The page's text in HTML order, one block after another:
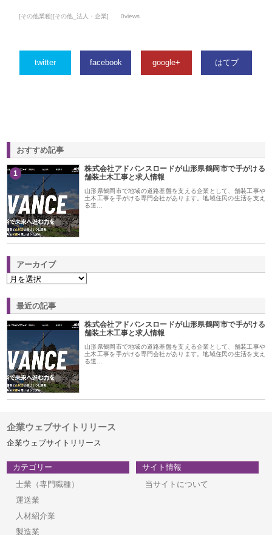
[その他業種][その他_法人・企業] 0views
twitter facebook google+ はてブ
おすすめ記事
1
株式会社アドバンスロードが山形県鶴岡市で手がける
舗装土木工事と求人情報
山形県鶴岡市で地域の道路基盤を支える企業として、舗装工事や
土木工事を手がける専門会社があります。地域住民の生活を支え
る道…
アーカイブ
最近の記事
株式会社アドバンスロードが山形県鶴岡市で手がける
舗装土木工事と求人情報
山形県鶴岡市で地域の道路基盤を支える企業として、舗装工事や
土木工事を手がける専門会社があります。地域住民の生活を支え
る道…
企業ウェブサイトリリース
企業ウェブサイトリリース
カテゴリー
士業（専門職種）
運送業
人材紹介業
製造業
サイト情報
当サイトについて